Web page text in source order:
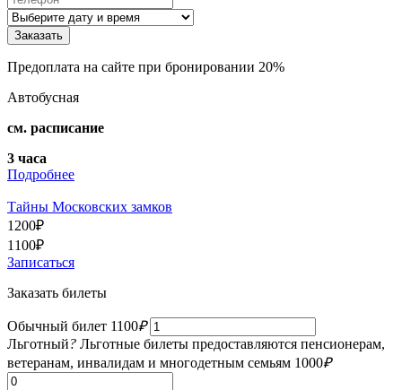
Предоплата на сайте при бронировании 20%
Автобусная
см. расписание
3 часа
Подробнее
Тайны Московских замков
1200₽
1100₽
Записаться
Заказать билеты
Обычный билет 1100₽
Льготный? Льготные билеты предоставляются пенсионерам,
ветеранам, инвалидам и многодетным семьям 1000₽